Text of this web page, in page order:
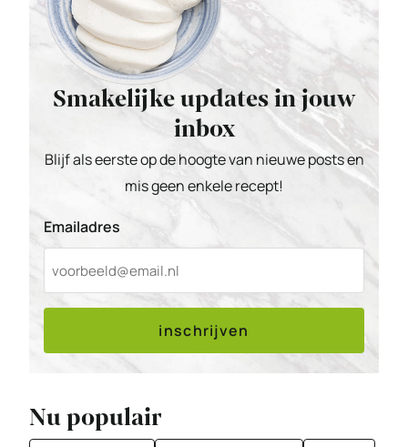
Smakelijke updates in jouw
inbox
Blijf als eerste op de hoogte van nieuwe posts en
mis geen enkele recept!
Emailadres
inschrijven
Nu populair